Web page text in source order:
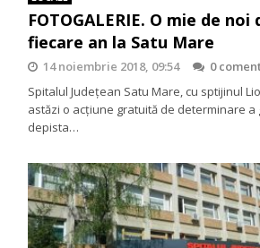
FOTOGALERIE. O mie de
fiecare an la Satu Mare
14 noiembrie 2018, 09:54
0
Spitalul Judeţean Satu Mare, cu sptijinul
astăzi o acţiune gratuită de determinare a
depista…